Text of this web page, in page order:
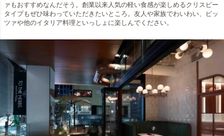
ァもおすすめなんだそう。創業以来人気の軽い食感が楽しめるクリスピー
タイプもぜひ味わっていただきたいところ。友人や家族でわいわい、ピッ
ツァや他のイタリア料理といっしょに楽しんでください。